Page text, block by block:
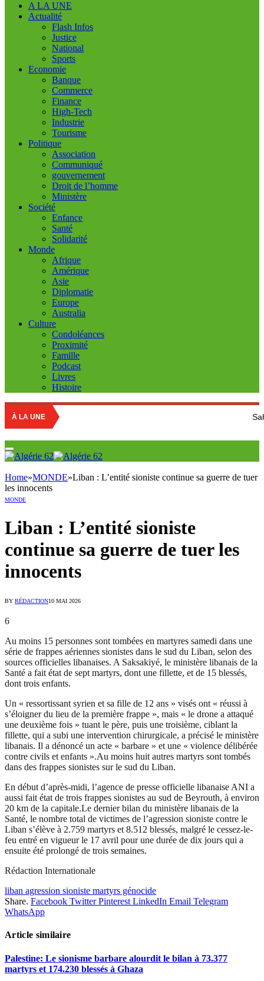
A LA UNE
Actualité
Flash Infos
Justice
National
Sports
Economie
Banque
Commerce
Finance
High-Tech
Industrie
Tourisme
Politique
Association
Communiqué
gouvernement
Droit de l’homme
Ministère
Société
Enfance
Santé
Solidarité
Monde
Afrique
Amérique
Asie
Diplomatie
Europe
Australia
Culture
Condoléances
Proximité
Famille
Podcast
Livres
Histoire
À LA UNE Sahara
Home»MONDE»Liban : L’entité sioniste continue sa guerre de tuer
les innocents
MONDE
Liban : L’entité sioniste
continue sa guerre de tuer les
innocents
BY RÉDACTION10 MAI 2026
6
Au moins 15 personnes sont tombées en martyres samedi dans une
série de frappes aériennes sionistes dans le sud du Liban, selon des
sources officielles libanaises. A Saksakiyé, le ministère libanais de la
Santé a fait état de sept martyrs, dont une fillette, et de 15 blessés,
dont trois enfants.
Un « ressortissant syrien et sa fille de 12 ans » visés ont « réussi à
s’éloigner du lieu de la première frappe », mais « le drone a attaqué
une deuxième fois » tuant le père, puis une troisième, ciblant la
fillette, qui a subi une intervention chirurgicale, a précisé le ministère
libanais. Il a dénoncé un acte « barbare » et une « violence délibérée
contre civils et enfants ».Au moins huit autres martyrs sont tombés
dans des frappes sionistes sur le sud du Liban.
En début d’après-midi, l’agence de presse officielle libanaise ANI a
aussi fait état de trois frappes sionistes au sud de Beyrouth, à environ
20 km de la capitale.Le dernier bilan du ministère libanais de la
Santé, le nombre total de victimes de l’agression sioniste contre le
Liban s’élève à 2.759 martyrs et 8.512 blessés, malgré le cessez-le-
feu entré en vigueur le 17 avril pour une durée de dix jours qui a
ensuite été prolongé de trois semaines.
Rédaction Internationale
liban agression sioniste martyrs génocide
Share. Facebook Twitter Pinterest LinkedIn Email Telegram
WhatsApp
Article similaire
Palestine: Le sionisme barbare alourdit le bilan à 73.377
martyrs et 174.230 blessés à Ghaza